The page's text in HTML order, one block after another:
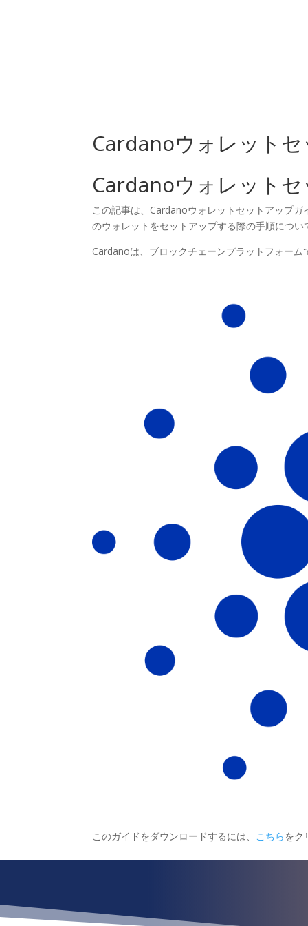
Cardanoウォレット
Cardanoウォレット
この記事は、Cardanoウォレットセットアップ
のウォレットをセットアップする際の手順につ
Cardanoは、ブロックチェーンプラットフォー
このガイドをダウンロードするには、 こちらをク